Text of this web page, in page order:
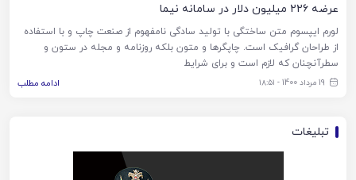
عرضه ۲۲۶ میلیون دلار در سامانه نیما
لورم ایپسوم متن ساختگی با تولید سادگی نامفهوم از صنعت چاپ و با استفاده
از طراحان گرافیک است. چاپگرها و متون بلکه روزنامه و مجله در ستون و
سطرآنچنان که لازم است و برای شرایط
19 مرداد 1400 - ۱۸:۵۱ ادامه مطلب
تبلیغات